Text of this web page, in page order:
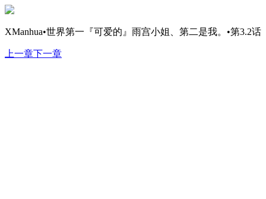
XManhua•世界第一『可爱的』雨宫小姐、第二是我。•第3.2话
上一章下一章